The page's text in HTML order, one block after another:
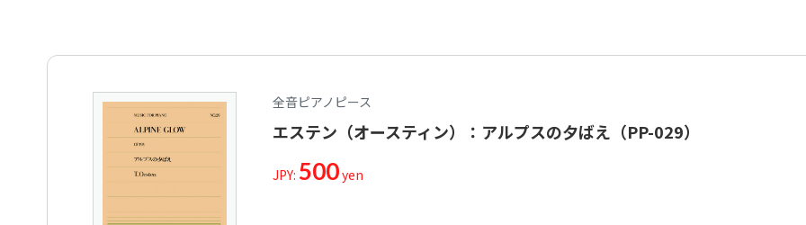
全音ピアノピース
エステン（オースティン）：アルプスの夕ばえ（PP-029）
JPY: 500yen